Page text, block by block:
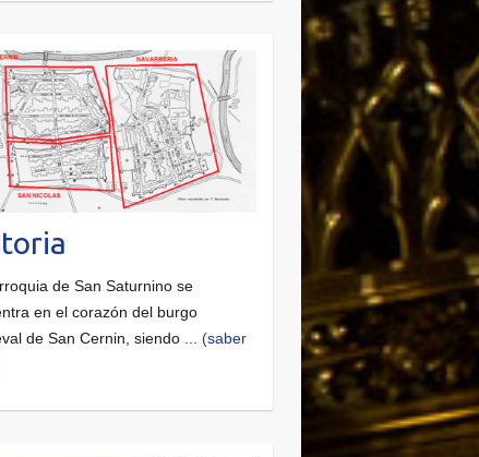
de San Saturnino se
en el corazón del burgo
de San Cernin, siendo
... (saber